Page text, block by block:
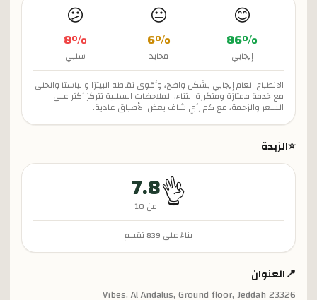
😊
86%
إيجابي
😐
6%
محايد
😕
8%
سلبي
الانطباع العام إيجابي بشكل واضح، وأقوى نقاطه البيتزا والباستا والحلى
مع خدمة ممتازة ومتكررة الثناء. الملاحظات السلبية تتركز أكثر على
السعر والزحمة، مع كم رأي شاف بعض الأطباق عادية.
⭐الزبدة
👌
7.8
من 10
بناءً على 839تقييم
📍العنوان
Vibes, Al Andalus, Ground floor, Jeddah 23326